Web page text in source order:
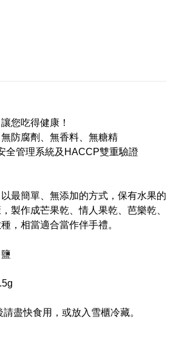
您吃得健康！
防腐劑、無香料、無糖精
全管理系統及HACCP雙重驗證
最簡單、無添加的方式，保有水果的
製作成芒果乾、情人果乾、芭樂乾、
，相當適合當作伴手禮。
請盡快食用，或放入雪櫃冷藏。